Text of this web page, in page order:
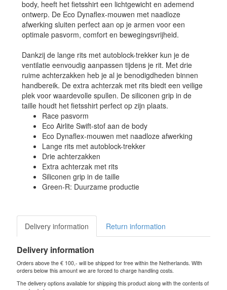
body, heeft het fietsshirt een lichtgewicht en ademend
ontwerp. De Eco Dynaflex-mouwen met naadloze
afwerking sluiten perfect aan op je armen voor een
optimale pasvorm, comfort en bewegingsvrijheid.
Dankzij de lange rits met autoblock-trekker kun je de
ventilatie eenvoudig aanpassen tijdens je rit. Met drie
ruime achterzakken heb je al je benodigdheden binnen
handbereik. De extra achterzak met rits biedt een veilige
plek voor waardevolle spullen. De siliconen grip in de
taille houdt het fietsshirt perfect op zijn plaats.
Race pasvorm
Eco Airlite Swift-stof aan de body
Eco Dynaflex-mouwen met naadloze afwerking
Lange rits met autoblock-trekker
Drie achterzakken
Extra achterzak met rits
Siliconen grip in de taille
Green-R: Duurzame productie
Delivery information Return information
Delivery information
Orders above the € 100,- will be shipped for free within the Netherlands. With
orders below this amount we are forced to charge handling costs.
The delivery options available for shipping this product along with the contents of